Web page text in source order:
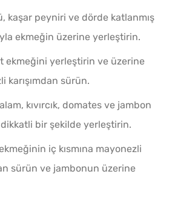
kaşar peyniri ve dörde katlanmış
ekmeğin üzerine yerleştirin.
ekmeğini yerleştirin ve üzerine
karışımdan sürün.
kıvırcık, domates ve jambon
bir şekilde yerleştirin.
iç kısmına mayonezli
sürün ve jambonun üzerine